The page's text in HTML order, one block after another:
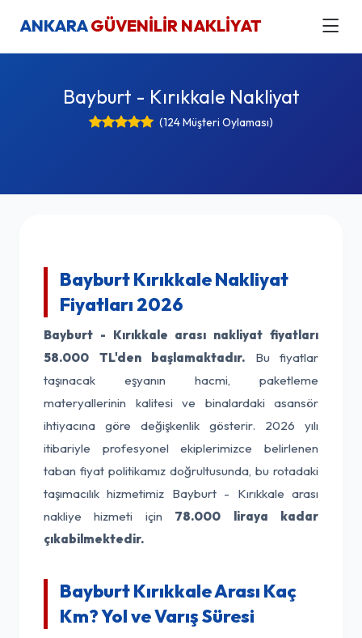
ANKARAGÜVENİLİR NAKLİYAT
Bayburt - Kırıkkale Nakliyat
(124 Müşteri Oylaması)
Bayburt Kırıkkale Nakliyat
Fiyatları 2026
Bayburt - Kırıkkale arası nakliyat fiyatları
58.000 TL'den başlamaktadır. Bu fiyatlar
taşınacak eşyanın hacmi, paketleme
materyallerinin kalitesi ve binalardaki asansör
ihtiyacına göre değişkenlik gösterir. 2026 yılı
itibariyle profesyonel ekiplerimizce belirlenen
taban fiyat politikamız doğrultusunda, bu rotadaki
taşımacılık hizmetimiz Bayburt - Kırıkkale arası
nakliye hizmeti için 78.000 liraya kadar
çıkabilmektedir.
Bayburt Kırıkkale Arası Kaç
Km? Yol ve Varış Süresi